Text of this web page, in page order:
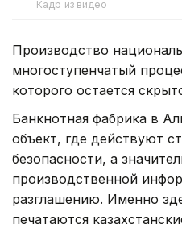
Кадр из видео
Производство
многоступенчатый
которого остается
Банкнотная фабрика в
объект, где действуют
безопасности, а
производственной
разглашению. Именно
печатаются